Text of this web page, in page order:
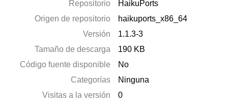
Repositorio
HaikuPorts
Origen de repositorio
haikuports_x86_64
Versión
1.1.3-3
Tamaño de descarga
190 KB
Código fuente disponible
No
Categorías
Ninguna
Visitas a la versión
0